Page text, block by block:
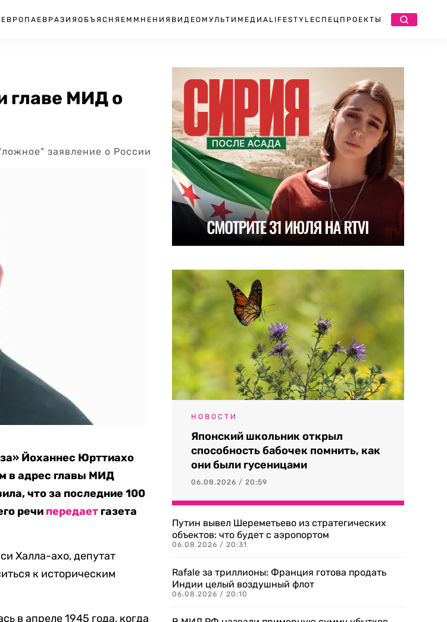
ЕВРОПА ЕВРАЗИЯ ОБЪЯСНЯЕМ МНЕНИЯ ВИДЕО МУЛЬТИМЕДИА LIFESTYLEСПЕЦПРОЕКТЫ
главе МИД о
заявление о России
Йоханнес Юрттиахо
в адрес главы МИД
что за последние 100
речи передает газета
Халла-ахо, депутат
к историческим
в апреле 1945 года, когда
НОВОСТИ
Японский школьник открыл
способность бабочек помнить, как
они были гусеницами
06.08.2026 / 20:59
Путин вывел Шереметьево из стратегических
объектов: что будет с аэропортом
06.08.2026 / 20:31
Rafale за триллионы: Франция готова продать
Индии целый воздушный флот
06.08.2026 / 20:10